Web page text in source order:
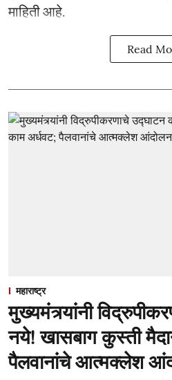
माहिती आहे.
Read
महाराष्ट्र
मुख्यमंत्र्यांनी
नये! खासबाग कुस्ती
पैलवानांचे आत्मक्लेश